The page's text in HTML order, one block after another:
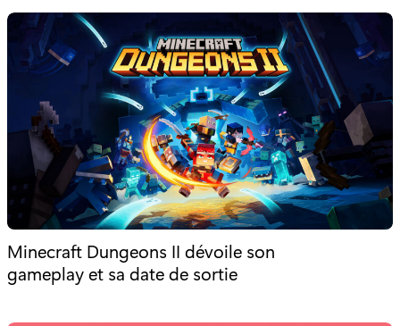
Minecraft Dungeons II dévoile son
gameplay et sa date de sortie